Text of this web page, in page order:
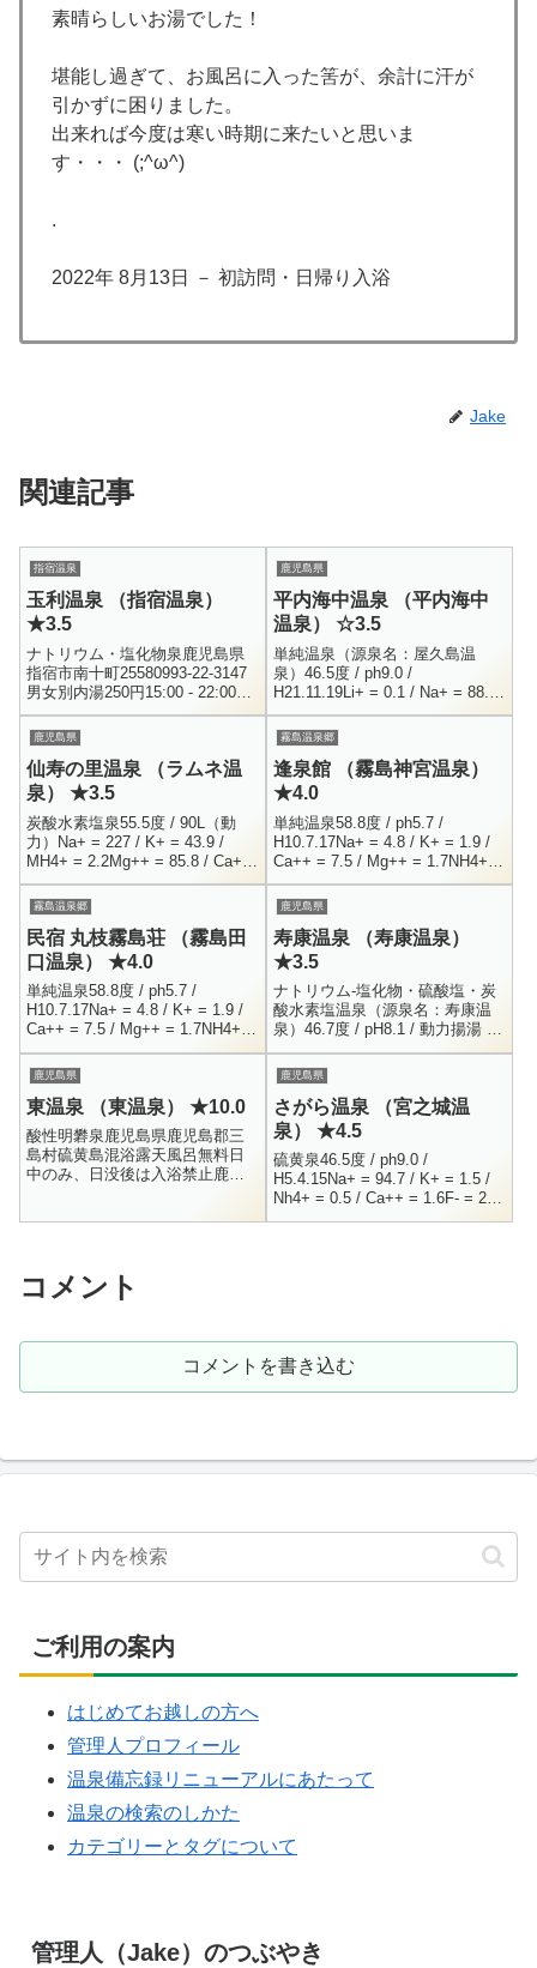
素晴らしいお湯でした！
堪能し過ぎて、お風呂に入った筈が、余計に汗が
引かずに困りました。
出来れば今度は寒い時期に来たいと思いま
す・・・ (;^ω^)
.
2022年 8月13日 － 初訪問・日帰り入浴
Jake
関連記事
指宿温泉
玉利温泉 （指宿温泉）
★3.5
ナトリウム・塩化物泉鹿児島県
指宿市南十町25580993-22-3147
男女別内湯250円15:00 - 22:00弥
次ヶ湯温泉から比較的近くにあ
る、国道沿いの公衆浴場です。
看板に...
鹿児島県
平内海中温泉 （平内海中
温泉） ☆3.5
単純温泉（源泉名：屋久島温
泉）46.5度 / ph9.0 /
H21.11.19Li+ = 0.1 / Na+ = 88.2
/ K+ = 2.6 / Ca+ = 8.1Mg+ =...
鹿児島県
仙寿の里温泉 （ラムネ温
泉） ★3.5
炭酸水素塩泉55.5度 / 90L（動
力）Na+ = 227 / K+ = 43.9 /
MH4+ = 2.2Mg++ = 85.8 / Ca++
= 132 / Fe++ = 3...
霧島温泉郷
逢泉館 （霧島神宮温泉）
★4.0
単純温泉58.8度 / ph5.7 /
H10.7.17Na+ = 4.8 / K+ = 1.9 /
Ca++ = 7.5 / Mg++ = 1.7NH4+ =
5.8 / Cl-...
霧島温泉郷
民宿 丸枝霧島荘 （霧島田
口温泉） ★4.0
単純温泉58.8度 / ph5.7 /
H10.7.17Na+ = 4.8 / K+ = 1.9 /
Ca++ = 7.5 / Mg++ = 1.7NH4+ =
5.8 / Cl-...
鹿児島県
寿康温泉 （寿康温泉）
★3.5
ナトリウム-塩化物・硫酸塩・炭
酸水素塩温泉（源泉名：寿康温
泉）46.7度 / pH8.1 / 動力揚湯 /
毎分117L / H16.1.9Li+ = 0.5 /
Na+ = 66...
鹿児島県
東温泉 （東温泉） ★10.0
酸性明礬泉鹿児島県鹿児島郡三
島村硫黄島混浴露天風呂無料日
中のみ、日没後は入浴禁止鹿児
鹿児島県
さがら温泉 （宮之城温
泉） ★4.5
硫黄泉46.5度 / ph9.0 /
H5.4.15Na+ = 94.7 / K+ = 1.5 /
Nh4+ = 0.5 / Ca++ = 1.6F- = 2.8
/ Cl- = ...
コメント
コメントを書き込む
ご利用の案内
はじめてお越しの方へ
管理人プロフィール
温泉備忘録リニューアルにあたって
温泉の検索のしかた
カテゴリーとタグについて
管理人（Jake）のつぶやき